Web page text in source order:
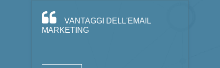
VANTAGGI DELL'EMAIL
MARKETING